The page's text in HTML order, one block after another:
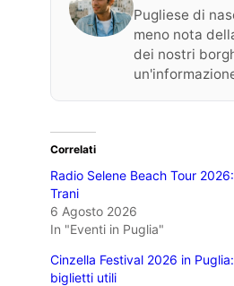
Pugliese di
meno nota
dei nostri
Correlati
Radio Selene Beach Tour
Trani
6 Agosto 2026
In "Eventi in Puglia"
Cinzella Festival 2026 in
biglietti utili